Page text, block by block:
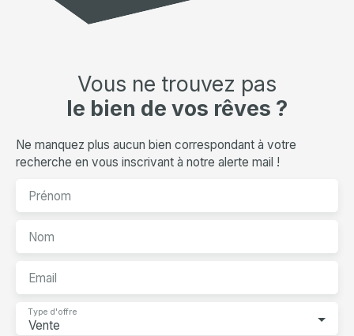
Vous ne trouvez pas
le bien de vos rêves ?
Ne manquez plus aucun bien correspondant à votre
recherche en vous inscrivant à notre alerte mail !
Prénom
Nom
Email
Vente
Type d'offre